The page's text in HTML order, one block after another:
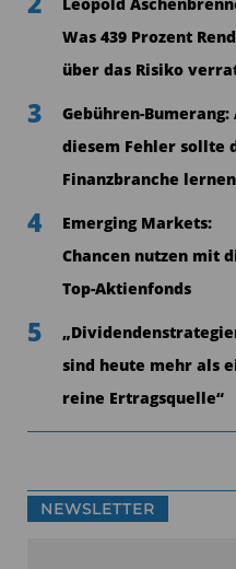
Leopold
Was 439 Prozent
über das Risiko
3
Gebühren-Bumerang:
diesem Fehler sollte
Finanzbranche lernen
4
Emerging Markets:
Chancen nutzen mit
Top-Aktienfonds
5
sind heute mehr als
reine Ertragsquelle“
NEWSLETTER